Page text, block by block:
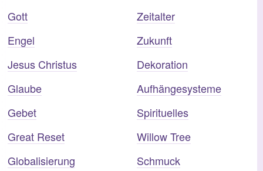
Gott
Engel
Jesus Christus
Glaube
Gebet
Great Reset
Globalisierung
Zeitalter
Zukunft
Dekoration
Aufhängesysteme
Spirituelles
Willow Tree
Schmuck